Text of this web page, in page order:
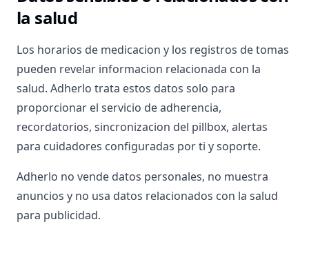
la salud
Los horarios de medicacion y los registros de tomas
pueden revelar informacion relacionada con la
salud. Adherlo trata estos datos solo para
proporcionar el servicio de adherencia,
recordatorios, sincronizacion del pillbox, alertas
para cuidadores configuradas por ti y soporte.
Adherlo no vende datos personales, no muestra
anuncios y no usa datos relacionados con la salud
para publicidad.